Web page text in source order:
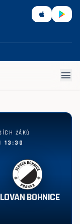
menu
ŽÁKŮ
13:30
BOHNICE